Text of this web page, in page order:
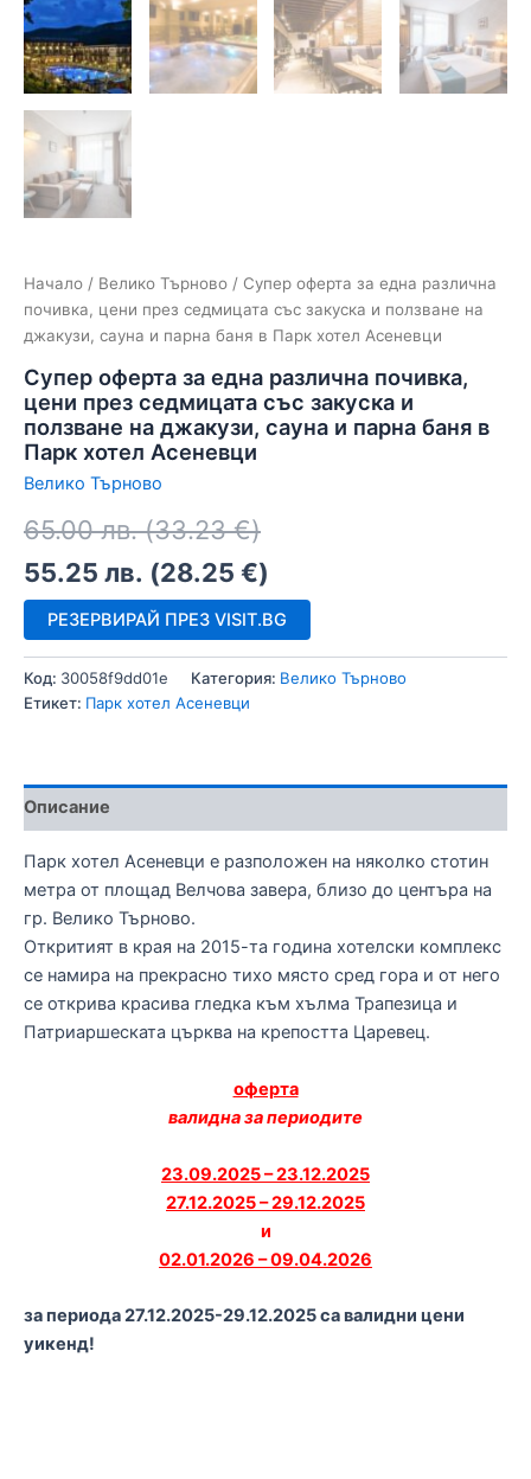
Начало / Велико Търново / Супер оферта за една различна
почивка, цени през седмицата със закуска и ползване на
джакузи, сауна и парна баня в Парк хотел Асеневци
Супер оферта за една различна почивка,
цени през седмицата със закуска и
ползване на джакузи, сауна и парна баня в
Парк хотел Асеневци
Велико Търново
65.00лв. (33.23€)
55.25 лв. (28.25 €)
РЕЗЕРВИРАЙ ПРЕЗ VISIT.BG
Код: 30058f9dd01e Категория: Велико Търново
Етикет: Парк хотел Асеневци
Описание
Парк хотел Асеневци е разположен на няколко стотин
метра от площад Велчова завера, близо до центъра на
гр. Велико Търново.
Откритият в края на 2015-та година хотелски комплекс
се намира на прекрасно тихо място сред гора и от него
се открива красива гледка към хълма Трапезица и
Патриаршеската църква на крепостта Царевец.
оферта
валидна за периодите
23.09.2025 – 23.12.2025
27.12.2025 – 29.12.2025
и
02.01.2026 – 09.04.2026
за периода 27.12.2025-29.12.2025 са валидни цени
уикенд!